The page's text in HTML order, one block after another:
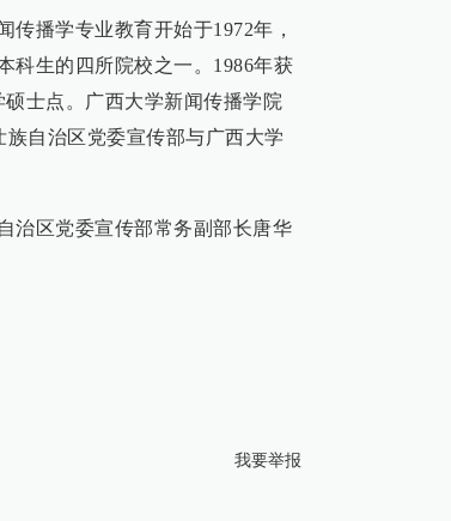
播学专业教育开始于1972年，
科生的四所院校之一。1986年获
士点。广西大学新闻传播学院
族自治区党委宣传部与广西大学
治区党委宣传部常务副部长唐华
我要举报